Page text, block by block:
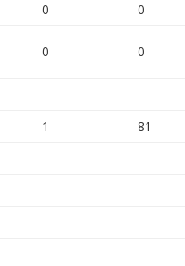
0 0
0 0
1
81